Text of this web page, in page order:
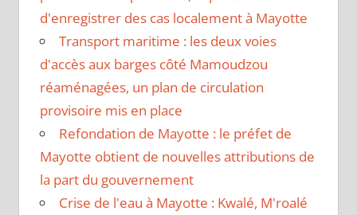
d'enregistrer des cas localement à Mayotte
Transport maritime : les deux voies
d'accès aux barges côté Mamoudzou
réaménagées, un plan de circulation
provisoire mis en place
Refondation de Mayotte : le préfet de
Mayotte obtient de nouvelles attributions de
la part du gouvernement
Crise de l'eau à Mayotte : Kwalé, M'roalé